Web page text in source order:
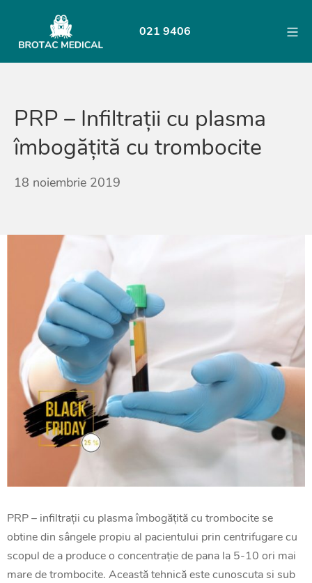
content
BROTAC
021 9406
PRP – Infiltrații cu plasma
îmbogățită cu trombocite
18 noiembrie 2019
PRP – infiltrații cu plasma îmbogățită cu trombocite se
obtine din sângele propiu al pacientului prin centrifugare cu
scopul de a produce o concentrație de pana la 5-10 ori mai
mare de trombocite. Această tehnică este cunoscuta si sub